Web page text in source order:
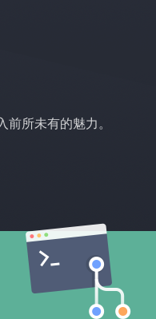
所未有的魅力。